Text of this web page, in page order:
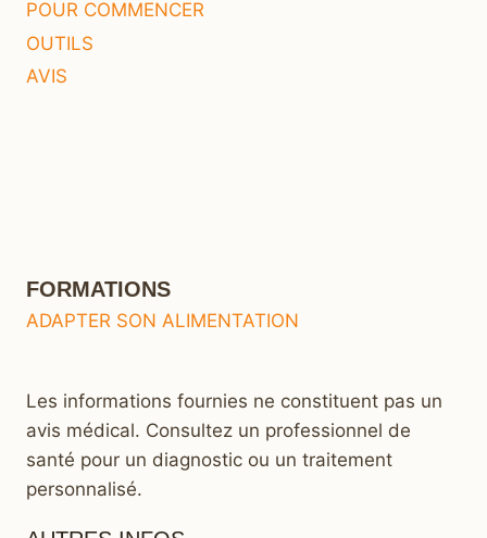
POUR COMMENCER
OUTILS
AVIS
FORMATIONS
ADAPTER SON ALIMENTATION
Les informations fournies ne constituent pas un
avis médical. Consultez un professionnel de
santé pour un diagnostic ou un traitement
personnalisé.